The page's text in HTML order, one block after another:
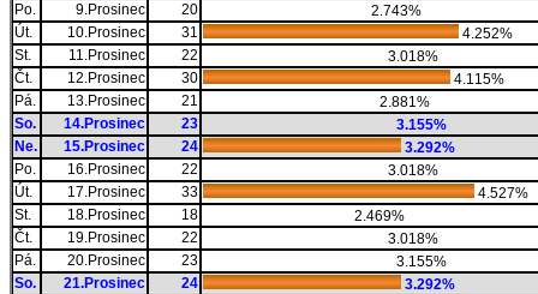
Po.
9.Prosinec 20
2.743%
Út.
10.Prosinec 31
4.252%
St.
11.Prosinec 22
3.018%
Čt.
12.Prosinec 30
4.115%
Pá.
13.Prosinec 21
2.881%
So.
14.Prosinec 23
3.155%
Ne.
15.Prosinec 24
3.292%
Po.
16.Prosinec 22
3.018%
Út.
17.Prosinec 33
4.527%
St.
18.Prosinec 18
2.469%
Čt.
19.Prosinec 22
3.018%
Pá.
20.Prosinec 23
3.155%
So.
21.Prosinec 24
3.292%